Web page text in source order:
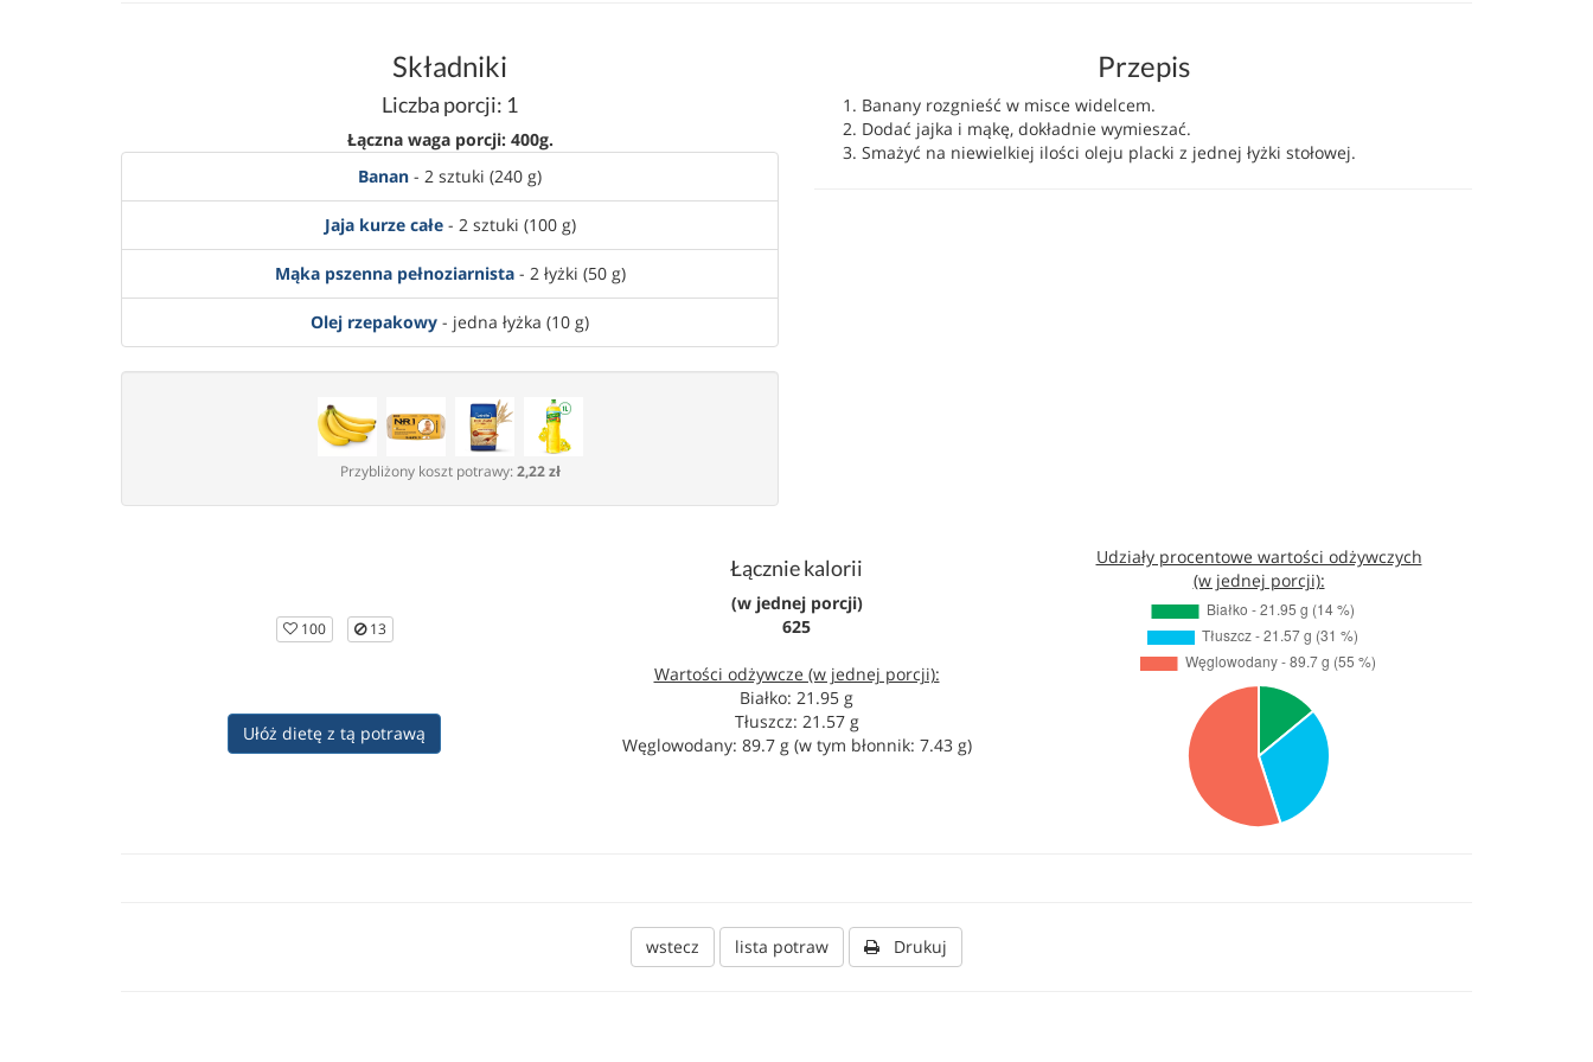
Składniki
Liczba porcji: 1
Łączna waga porcji: 400g.
Banan - 2 sztuki (240 g)
Jaja kurze całe- 2 sztuki (100 g)
Mąka pszenna pełnoziarnista- 2 łyżki (50 g)
Olej rzepakowy - jedna łyżka (10 g)
Przybliżony koszt potrawy:2,22 zł
Przepis
Banany rozgnieść w misce widelcem.
Dodać jajka i mąkę, dokładnie wymieszać.
Smażyć na niewielkiej ilości oleju placki z jednej łyżki stołowej.
100 13
Ułóż dietę z tą potrawą
Łącznie kalorii
(w jednej porcji)
625
Wartości odżywcze (w jednej porcji):
Białko: 21.95 g
Tłuszcz: 21.57 g
Węglowodany: 89.7 g (w tym błonnik: 7.43 g)
Udziały procentowe wartości odżywczych
(w jednej porcji):
wstecz lista potraw Drukuj